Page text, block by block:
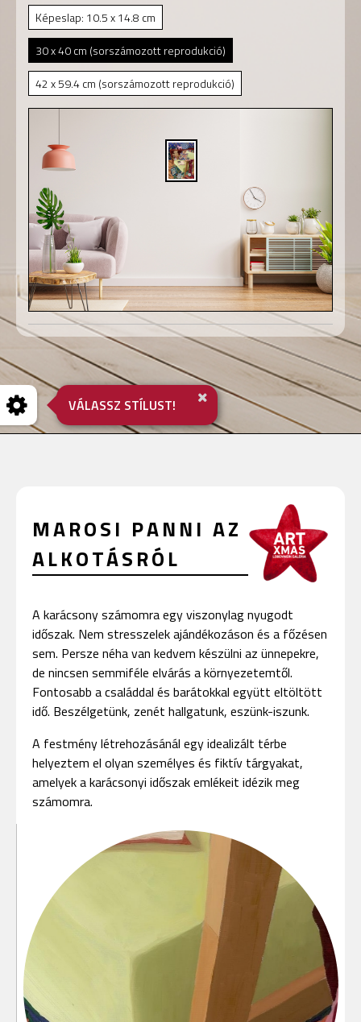
Képeslap: 10.5 x 14.8 cm
30 x 40 cm (sorszámozott reprodukció)
42 x 59.4 cm (sorszámozott reprodukció)
VÁLASSZ STÍLUST!
MAROSI PANNI AZ
ALKOTÁSRÓL
A karácsony számomra egy viszonylag nyugodt
időszak. Nem stresszelek ajándékozáson és a főzésen
sem. Persze néha van kedvem készülni az ünnepekre,
de nincsen semmiféle elvárás a környezetemtől.
Fontosabb a családdal és barátokkal együtt eltöltött
idő. Beszélgetünk, zenét hallgatunk, eszünk-iszunk.
A festmény létrehozásánál egy idealizált térbe
helyeztem el olyan személyes és fiktív tárgyakat,
amelyek a karácsonyi időszak emlékeit idézik meg
számomra.